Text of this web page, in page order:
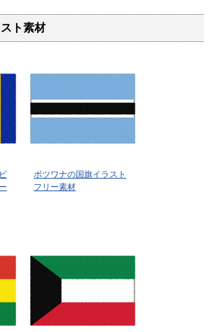
ト素材
ボツワナの国旗イラスト
フリー素材